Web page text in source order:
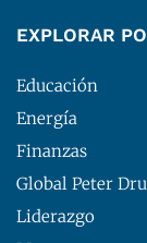
EXPLORAR
Educación
Energía
Finanzas
Global Peter
Liderazgo